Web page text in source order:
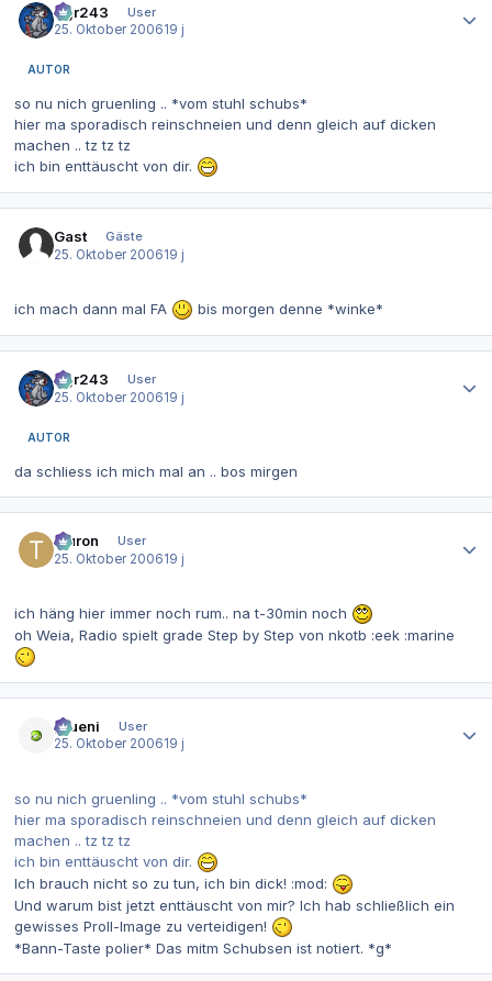
dgr243
User
25. Oktober 200619 j
AUTOR
so nu nich gruenling .. *vom stuhl schubs*
hier ma sporadisch reinschneien und denn gleich auf dicken
machen .. tz tz tz
ich bin enttäuscht von dir.
Gast
Gäste
25. Oktober 200619 j
ich mach dann mal FA bis morgen denne *winke*
dgr243
User
25. Oktober 200619 j
AUTOR
da schliess ich mich mal an .. bos mirgen
tauron
User
25. Oktober 200619 j
ich häng hier immer noch rum.. na t-30min noch
oh Weia, Radio spielt grade Step by Step von nkotb :eek :marine
grueni
User
25. Oktober 200619 j
so nu nich gruenling .. *vom stuhl schubs*
hier ma sporadisch reinschneien und denn gleich auf dicken
machen .. tz tz tz
ich bin enttäuscht von dir.
Ich brauch nicht so zu tun, ich bin dick! :mod:
Und warum bist jetzt enttäuscht von mir? Ich hab schließlich ein
gewisses Proll-Image zu verteidigen!
*Bann-Taste polier* Das mitm Schubsen ist notiert. *g*